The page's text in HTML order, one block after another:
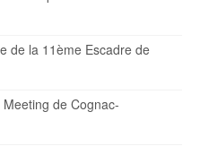
de la 11ème Escadre de
de Cognac-